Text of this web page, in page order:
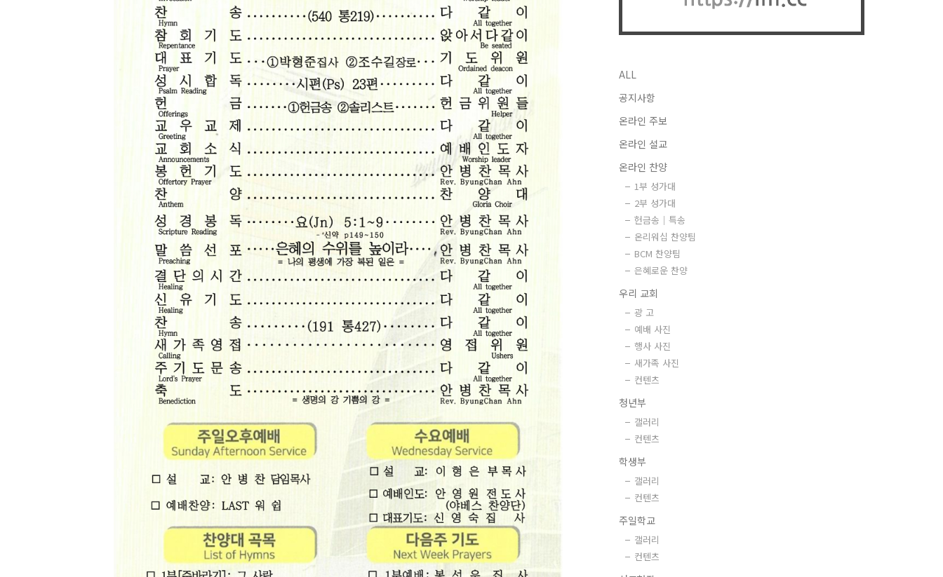
ALL
공지사항
온라인 주보
온라인 설교
온라인 찬양
1부 성가대
2부 성가대
헌금송｜특송
온리워십 찬양팀
BCM 찬양팀
은혜로운 찬양
우리 교회
광 고
예배 사진
행사 사진
새가족 사진
컨텐츠
청년부
갤러리
컨텐츠
학생부
갤러리
컨텐츠
주일학교
갤러리
컨텐츠